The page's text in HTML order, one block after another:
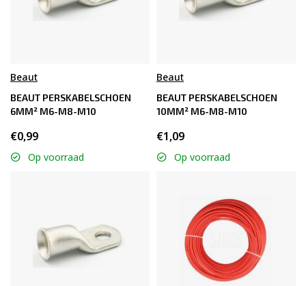
Beaut
BEAUT PERSKABELSCHOEN
6MM² M6-M8-M10
€0,99
Op voorraad
Beaut
BEAUT PERSKABELSCHOEN
10MM² M6-M8-M10
€1,09
Op voorraad